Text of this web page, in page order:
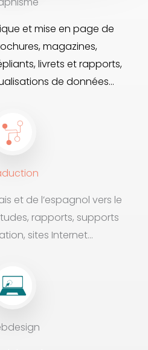
et mise en page de
magazines,
livrets et rapports,
de données…
et de l’espagnol vers le
rapports, supports
sites Internet…